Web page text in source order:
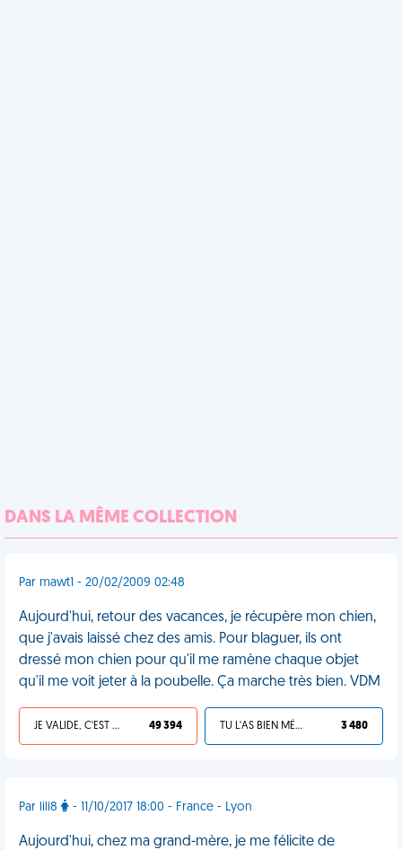
DANS LA MÊME COLLECTION
Par mawt1 - 20/02/2009 02:48
Aujourd'hui, retour des vacances, je récupère mon chien,
que j'avais laissé chez des amis. Pour blaguer, ils ont
dressé mon chien pour qu'il me ramène chaque objet
qu'il me voit jeter à la poubelle. Ça marche très bien. VDM
JE VALIDE, C'EST UNE VDM 49 394 TU L'AS BIEN MÉRITÉ 3 480
Par lili8 - 11/10/2017 18:00 - France - Lyon
Aujourd'hui, chez ma grand-mère, je me félicite de